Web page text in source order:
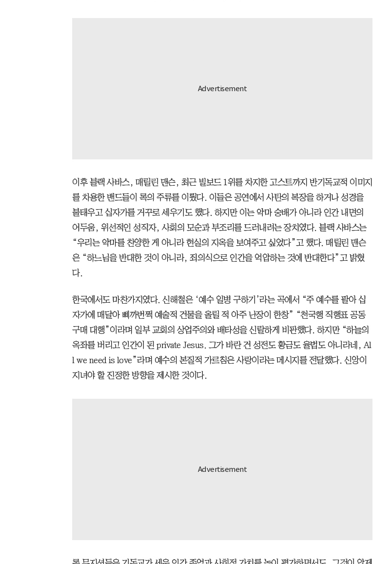
이후 블랙 사바스, 매릴린 맨슨, 최근 빌보드 1위를 차지한 고스트까지 반기독교적 이미지
를 차용한 밴드들이 록의 주류를 이뤘다. 이들은 공연에서 사탄의 복장을 하거나 성경을
불태우고 십자가를 거꾸로 세우기도 했다. 하지만 이는 악마 숭배가 아니라 인간 내면의
어두움, 위선적인 성직자, 사회의 모순과 부조리를 드러내려는 장치였다. 블랙 사바스는
“우리는 악마를 찬양한 게 아니라 현실의 지옥을 보여주고 싶었다”고 했다. 매릴린 맨슨
은 “하느님을 반대한 것이 아니라, 죄의식으로 인간을 억압하는 것에 반대한다”고 밝혔
다.
한국에서도 마찬가지였다. 신해철은 ‘예수 일병 구하기’라는 곡에서 “주 예수를 팔아 십
자가에 매달아 삐까번쩍 예술적 건물을 올릴 적 아주 난장이 한창” “천국행 직행표 공동
구매 대행”이라며 일부 교회의 상업주의와 배타성을 신랄하게 비판했다. 하지만 “하늘의
옥좌를 버리고 인간이 된 private Jesus. 그가 바란 건 성전도 황금도 율법도 아니라네, Al
l we need is love”라며 예수의 본질적 가르침은 사랑이라는 메시지를 전달했다. 신앙이
지녀야 할 진정한 방향을 제시한 것이다.